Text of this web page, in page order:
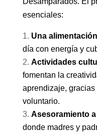
esenciales:
Una
día con energía y
Actividades
fomentan la
aprendizaje, gracias
voluntario.
Asesoramiento
donde madres y